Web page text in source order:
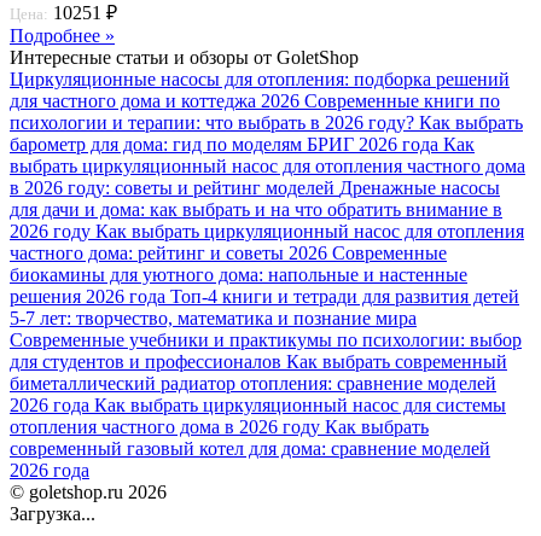
Цена: 10251 ₽
Подробнее »
Интересные статьи и обзоры от GoletShop
Циркуляционные насосы для отопления: подборка решений
для частного дома и коттеджа 2026 Современные книги по
психологии и терапии: что выбрать в 2026 году? Как выбрать
барометр для дома: гид по моделям БРИГ 2026 года Как
выбрать циркуляционный насос для отопления частного дома
в 2026 году: советы и рейтинг моделей Дренажные насосы
для дачи и дома: как выбрать и на что обратить внимание в
2026 году Как выбрать циркуляционный насос для отопления
частного дома: рейтинг и советы 2026 Современные
биокамины для уютного дома: напольные и настенные
решения 2026 года Топ-4 книги и тетради для развития детей
5-7 лет: творчество, математика и познание мира
Современные учебники и практикумы по психологии: выбор
для студентов и профессионалов Как выбрать современный
биметаллический радиатор отопления: сравнение моделей
2026 года Как выбрать циркуляционный насос для системы
отопления частного дома в 2026 году Как выбрать
современный газовый котел для дома: сравнение моделей
2026 года
© goletshop.ru 2026
Загрузка...